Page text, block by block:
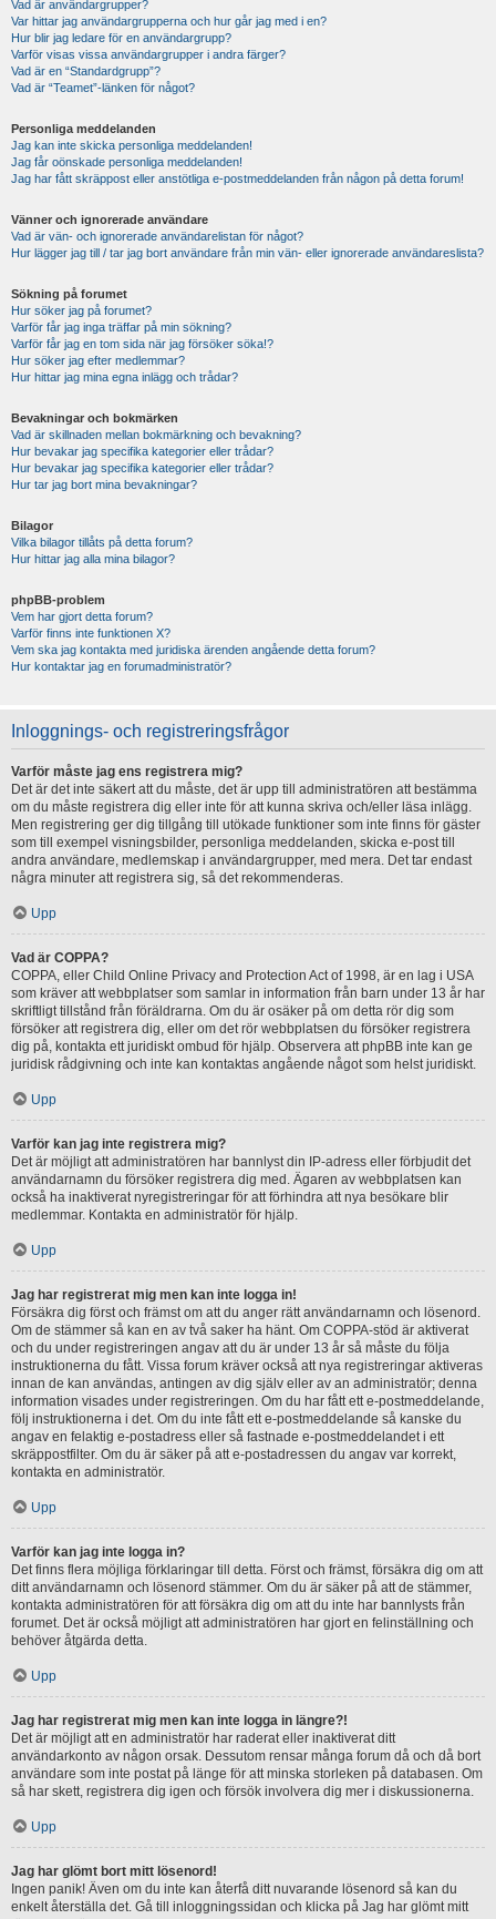
Vad är användargrupper?
Var hittar jag användargrupperna och hur går jag med i en?
Hur blir jag ledare för en användargrupp?
Varför visas vissa användargrupper i andra färger?
Vad är en “Standardgrupp”?
Vad är “Teamet”-länken för något?
Personliga meddelanden
Jag kan inte skicka personliga meddelanden!
Jag får oönskade personliga meddelanden!
Jag har fått skräppost eller anstötliga e-postmeddelanden från någon på detta forum!
Vänner och ignorerade användare
Vad är vän- och ignorerade användarelistan för något?
Hur lägger jag till / tar jag bort användare från min vän- eller ignorerade användareslista?
Sökning på forumet
Hur söker jag på forumet?
Varför får jag inga träffar på min sökning?
Varför får jag en tom sida när jag försöker söka!?
Hur söker jag efter medlemmar?
Hur hittar jag mina egna inlägg och trådar?
Bevakningar och bokmärken
Vad är skillnaden mellan bokmärkning och bevakning?
Hur bevakar jag specifika kategorier eller trådar?
Hur bevakar jag specifika kategorier eller trådar?
Hur tar jag bort mina bevakningar?
Bilagor
Vilka bilagor tillåts på detta forum?
Hur hittar jag alla mina bilagor?
phpBB-problem
Vem har gjort detta forum?
Varför finns inte funktionen X?
Vem ska jag kontakta med juridiska ärenden angående detta forum?
Hur kontaktar jag en forumadministratör?
Inloggnings- och registreringsfrågor
Varför måste jag ens registrera mig?
Det är det inte säkert att du måste, det är upp till administratören att bestämma
om du måste registrera dig eller inte för att kunna skriva och/eller läsa inlägg.
Men registrering ger dig tillgång till utökade funktioner som inte finns för gäster
som till exempel visningsbilder, personliga meddelanden, skicka e-post till
andra användare, medlemskap i användargrupper, med mera. Det tar endast
några minuter att registrera sig, så det rekommenderas.
Upp
Vad är COPPA?
COPPA, eller Child Online Privacy and Protection Act of 1998, är en lag i USA
som kräver att webbplatser som samlar in information från barn under 13 år har
skriftligt tillstånd från föräldrarna. Om du är osäker på om detta rör dig som
försöker att registrera dig, eller om det rör webbplatsen du försöker registrera
dig på, kontakta ett juridiskt ombud för hjälp. Observera att phpBB inte kan ge
juridisk rådgivning och inte kan kontaktas angående något som helst juridiskt.
Upp
Varför kan jag inte registrera mig?
Det är möjligt att administratören har bannlyst din IP-adress eller förbjudit det
användarnamn du försöker registrera dig med. Ägaren av webbplatsen kan
också ha inaktiverat nyregistreringar för att förhindra att nya besökare blir
medlemmar. Kontakta en administratör för hjälp.
Upp
Jag har registrerat mig men kan inte logga in!
Försäkra dig först och främst om att du anger rätt användarnamn och lösenord.
Om de stämmer så kan en av två saker ha hänt. Om COPPA-stöd är aktiverat
och du under registreringen angav att du är under 13 år så måste du följa
instruktionerna du fått. Vissa forum kräver också att nya registreringar aktiveras
innan de kan användas, antingen av dig själv eller av an administratör; denna
information visades under registreringen. Om du har fått ett e-postmeddelande,
följ instruktionerna i det. Om du inte fått ett e-postmeddelande så kanske du
angav en felaktig e-postadress eller så fastnade e-postmeddelandet i ett
skräppostfilter. Om du är säker på att e-postadressen du angav var korrekt,
kontakta en administratör.
Upp
Varför kan jag inte logga in?
Det finns flera möjliga förklaringar till detta. Först och främst, försäkra dig om att
ditt användarnamn och lösenord stämmer. Om du är säker på att de stämmer,
kontakta administratören för att försäkra dig om att du inte har bannlysts från
forumet. Det är också möjligt att administratören har gjort en felinställning och
behöver åtgärda detta.
Upp
Jag har registrerat mig men kan inte logga in längre?!
Det är möjligt att en administratör har raderat eller inaktiverat ditt
användarkonto av någon orsak. Dessutom rensar många forum då och då bort
användare som inte postat på länge för att minska storleken på databasen. Om
så har skett, registrera dig igen och försök involvera dig mer i diskussionerna.
Upp
Jag har glömt bort mitt lösenord!
Ingen panik! Även om du inte kan återfå ditt nuvarande lösenord så kan du
enkelt återställa det. Gå till inloggningssidan och klicka på Jag har glömt mitt